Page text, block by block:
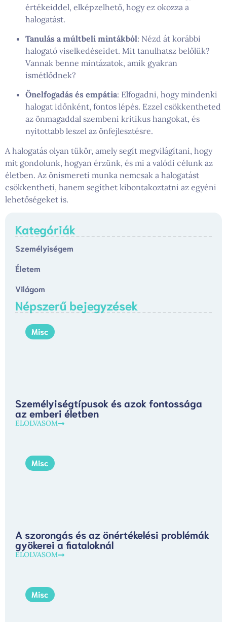
értékeiddel, elképzelhető, hogy ez okozza a
halogatást.
Tanulás a múltbeli mintákból: Nézd át korábbi
halogató viselkedéseidet. Mit tanulhatsz belőlük?
Vannak benne mintázatok, amik gyakran
ismétlődnek?
Önelfogadás és empátia: Elfogadni, hogy mindenki
halogat időnként, fontos lépés. Ezzel csökkentheted
az önmagaddal szembeni kritikus hangokat, és
nyitottabb leszel az önfejlesztésre.
A halogatás olyan tükör, amely segít megvilágítani, hogy
mit gondolunk, hogyan érzünk, és mi a valódi célunk az
életben. Az önismereti munka nemcsak a halogatást
csökkentheti, hanem segíthet kibontakoztatni az egyéni
lehetőségeket is.
Kategóriák
Személyiségem
Életem
Világom
Népszerű bejegyzések
Misc
Személyiségtípusok és azok fontossága
az emberi életben
ELOLVASOM
Misc
A szorongás és az önértékelési problémák
gyökerei a fiataloknál
ELOLVASOM
Misc